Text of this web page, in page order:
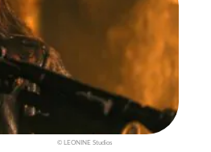
© LEONINE Studios